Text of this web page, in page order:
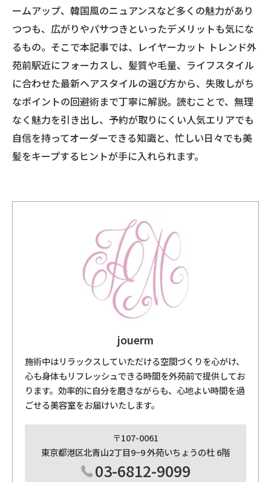
ームアップ、韓国風のニュアンスなど多くの魅力があり
つつも、広がりやパサつきといったデメリットも気にな
るもの。そこで本記事では、レイヤーカット トレンド外
苑前駅近にフォーカスし、髪質や毛量、ライフスタイル
に合わせた最新ヘアスタイルの選び方から、失敗しがち
なポイントの回避術まで丁寧に解説。読むことで、無理
なく魅力を引き出し、予約が取りにくい人気エリアでも
自信を持ってオーダーできる知識と、忙しい日々でも美
髪をキープするヒントが手に入れられます。
jouerm
施術中はリラックスしていただける空間づくりを心がけ、
心も身体もリフレッシュできる時間を外苑前で提供してお
ります。効率的に自分を磨きながらも、心地よい時間を過
ごせる美容室をお届けいたします。
〒107-0061
東京都港区北青山2丁目9−9 外苑いちょうの杜 6階
03-6812-9099